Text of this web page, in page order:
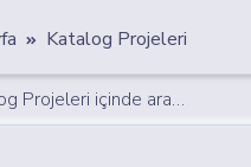
Katalog Projeleri